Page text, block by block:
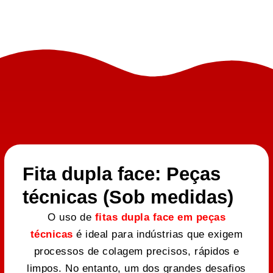
Fita dupla face: Peças
técnicas (Sob medidas)
O uso de fitas dupla face em peças
técnicas é ideal para indústrias que exigem
processos de colagem precisos, rápidos e
limpos. No entanto, um dos grandes desafios